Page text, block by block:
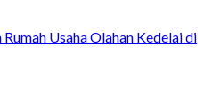
Usaha Olahan Kedelai di